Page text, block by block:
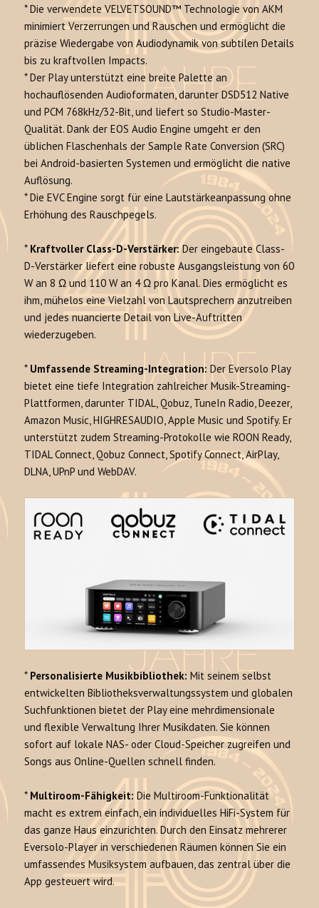
* Die verwendete VELVETSOUND™ Technologie von AKM
minimiert Verzerrungen und Rauschen und ermöglicht die
präzise Wiedergabe von Audiodynamik von subtilen Details
bis zu kraftvollen Impacts.
* Der Play unterstützt eine breite Palette an
hochauflösenden Audioformaten, darunter DSD512 Native
und PCM 768kHz/32-Bit, und liefert so Studio-Master-
Qualität. Dank der EOS Audio Engine umgeht er den
üblichen Flaschenhals der Sample Rate Conversion (SRC)
bei Android-basierten Systemen und ermöglicht die native
Auflösung.
* Die EVC Engine sorgt für eine Lautstärkeanpassung ohne
Erhöhung des Rauschpegels.
* Kraftvoller Class-D-Verstärker:Der eingebaute Class-
D-Verstärker liefert eine robuste Ausgangsleistung von 60
W an 8 Ω und 110 W an 4 Ω pro Kanal. Dies ermöglicht es
ihm, mühelos eine Vielzahl von Lautsprechern anzutreiben
und jedes nuancierte Detail von Live-Auftritten
wiederzugeben.
* Umfassende Streaming-Integration: Der Eversolo Play
bietet eine tiefe Integration zahlreicher Musik-Streaming-
Plattformen, darunter TIDAL, Qobuz, TuneIn Radio, Deezer,
Amazon Music, HIGHRESAUDIO, Apple Music und Spotify. Er
unterstützt zudem Streaming-Protokolle wie ROON Ready,
TIDAL Connect, Qobuz Connect, Spotify Connect, AirPlay,
DLNA, UPnP und WebDAV.
* Personalisierte Musikbibliothek: Mit seinem selbst
entwickelten Bibliotheksverwaltungssystem und globalen
Suchfunktionen bietet der Play eine mehrdimensionale
und flexible Verwaltung Ihrer Musikdaten. Sie können
sofort auf lokale NAS- oder Cloud-Speicher zugreifen und
Songs aus Online-Quellen schnell finden.
* Multiroom-Fähigkeit: Die Multiroom-Funktionalität
macht es extrem einfach, ein individuelles HiFi-System für
das ganze Haus einzurichten. Durch den Einsatz mehrerer
Eversolo-Player in verschiedenen Räumen können Sie ein
umfassendes Musiksystem aufbauen, das zentral über die
App gesteuert wird.